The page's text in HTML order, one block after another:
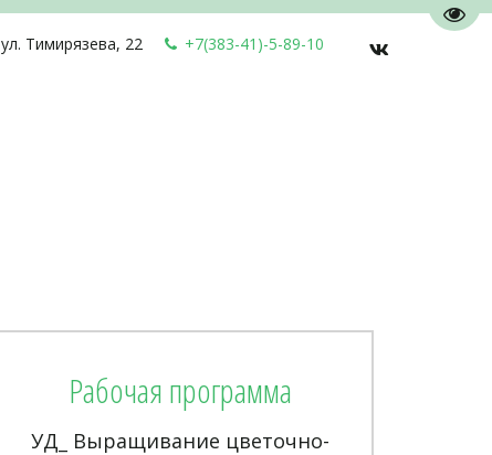
+7(383-41)-5-89-10
ул. Тимирязева, 22
Рабочая программа
УД_ Выращивание цветочно-